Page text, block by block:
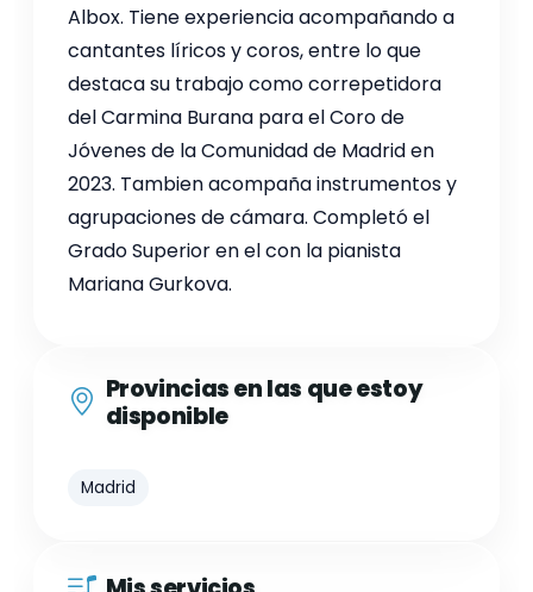
Albox. Tiene experiencia acompañando a
cantantes líricos y coros, entre lo que
destaca su trabajo como correpetidora
del Carmina Burana para el Coro de
Jóvenes de la Comunidad de Madrid en
2023. Tambien acompaña instrumentos y
agrupaciones de cámara. Completó el
Grado Superior en el con la pianista
Mariana Gurkova.
Provincias en las que estoy
disponible
Madrid